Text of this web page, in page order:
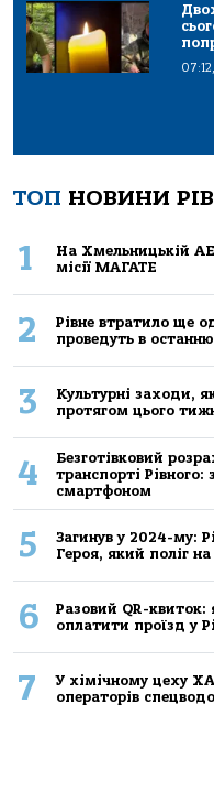
ТОП НОВИНИ
1
На Хмельницькій
місії МАГАТЕ
2
Рівне втратило ще
проведуть в
3
Культурні заходи,
протягом цього
4
Безготівковий
транспорті Рівного:
смартфоном
5
Загинув у 2024-му:
Героя, який поліг на
6
Разовий QR-
оплатити проїзд у
7
У хімічному цеху
операторів